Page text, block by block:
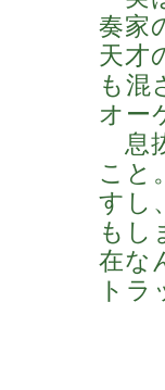
奏家
天才
も混
オー
息
こと
すし
もし
在な
ト